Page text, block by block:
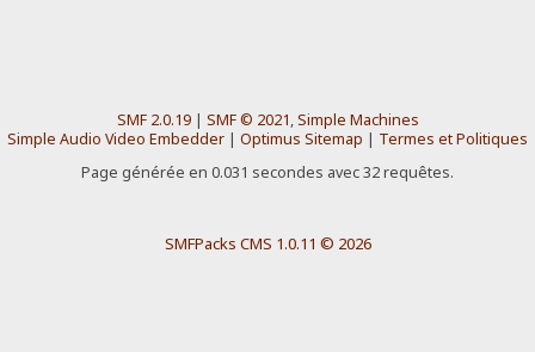
SMF 2.0.19| SMF © 2021,Simple Machines
Simple Audio Video Embedder | Optimus Sitemap | Termes et Politiques
Page générée en 0.031 secondes avec 32 requêtes.
SMFPacks CMS 1.0.11 © 2026